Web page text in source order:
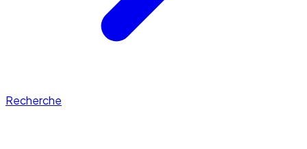
Recherche